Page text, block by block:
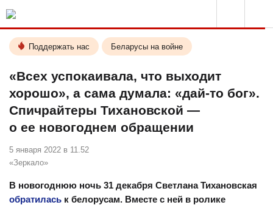
Поддержать нас Беларусы на войне
«Всех успокаивала, что выходит
хорошо», а сама думала: «дай-то бог».
Спичрайтеры Тихановской —
о ее новогоднем обращении
5 января 2022 в 11.52
«Зеркало»
В новогоднюю ночь 31 декабря Светлана Тихановская
обратилась к белорусам. Вместе с ней в ролике